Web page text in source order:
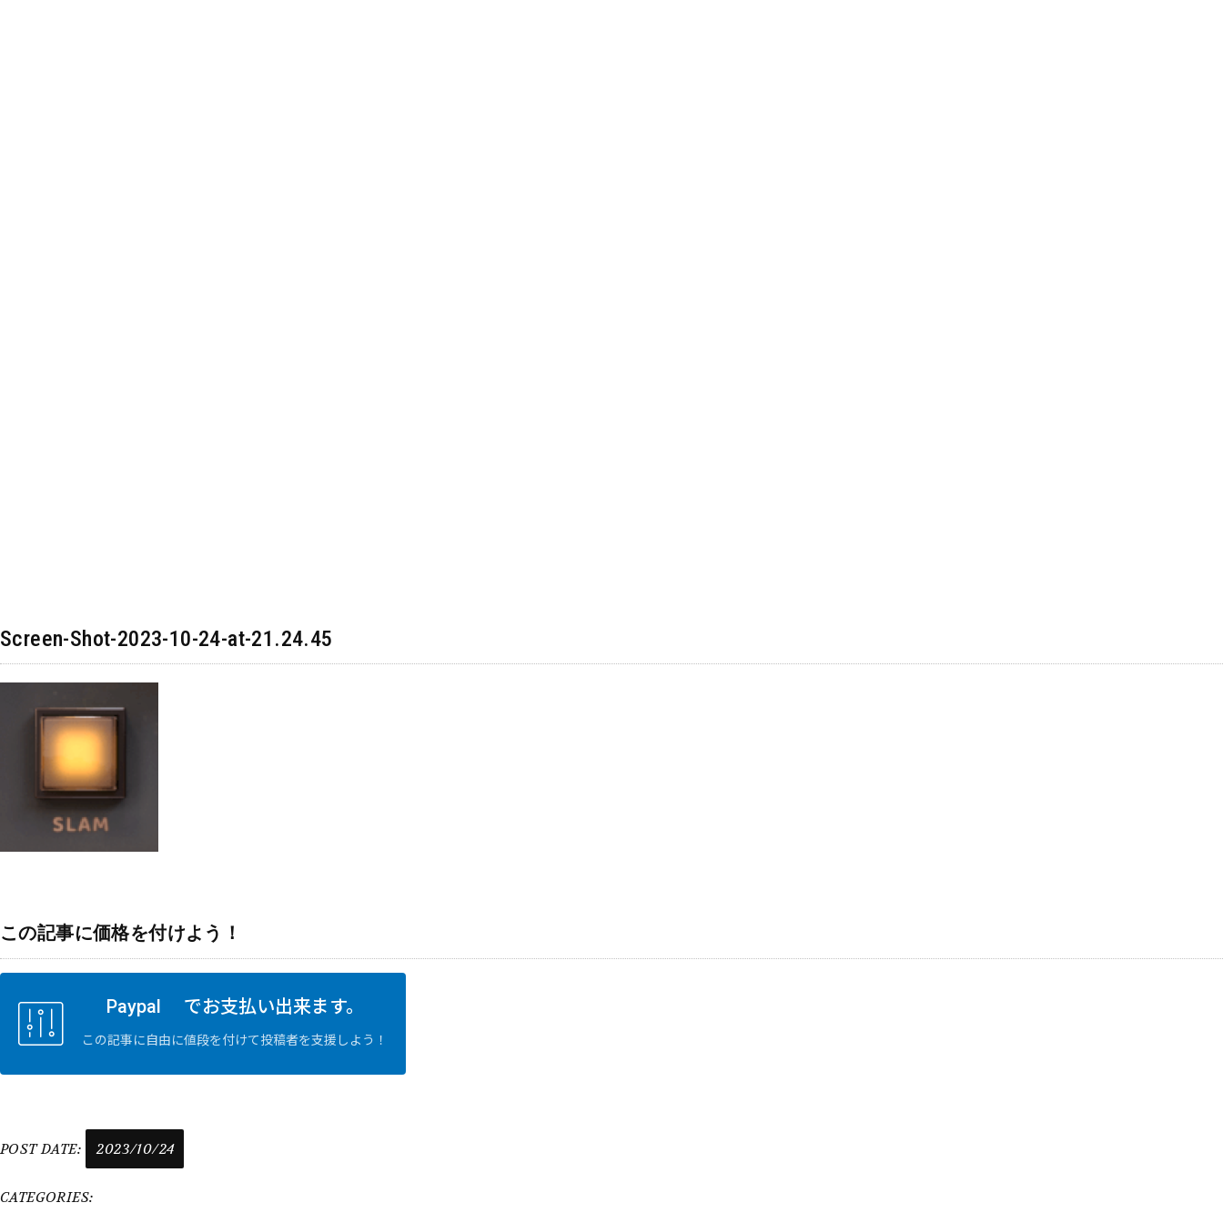
Screen-Shot-2023-10-24-at-21.24.45
この記事に価格を付けよう！
Paypal でお支払い出来ます。
この記事に自由に値段を付けて投稿者を支援しよう！
POST DATE: 2023/10/24
CATEGORIES: